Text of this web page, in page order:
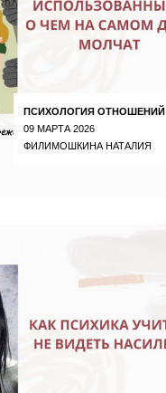
ПСИХОЛОГИЯ ОТНОШЕНИЙ
09 МАРТА 2026
ФИЛИМОШКИНА НАТАЛИЯ